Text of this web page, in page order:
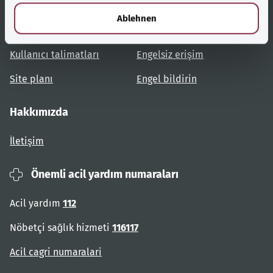
Ablehnen
Konulara genel bakış
Kullanıcı talimatları
Site planı
Danışma ve yardım
Engelsiz erişim
Engel bildirin
Hakkımızda
İletişim
Önemli acil yardım numaraları
Acil yardım 112
Nöbetçi sağlık hizmeti 116117
Acil cagri numaralari